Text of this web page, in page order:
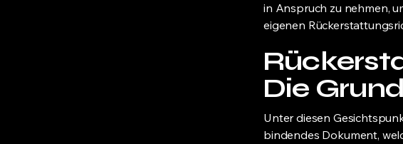
in Anspruch zu nehmen,
eigenen
Die
Unter diesen
bindendes Dokument,